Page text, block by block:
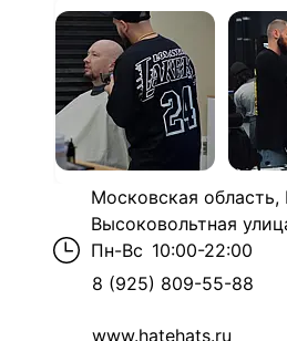
Московская область,
Высоковольтная
Пн-Вс 10:00-22:00
8 (925) 809-55-88
www.hatehats.ru